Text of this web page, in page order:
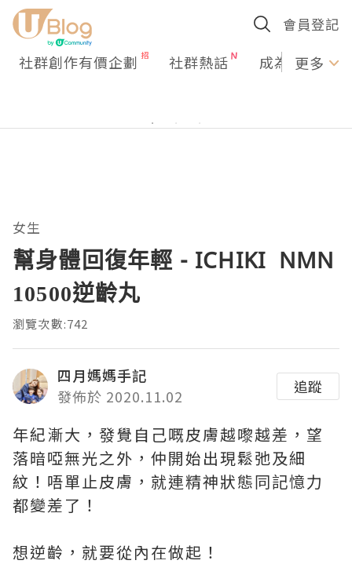
會員登記
社群創作有價企劃 社群熱話 成為U更多
女生
幫身體回復年輕 - ICHIKI NMN
10500逆齡丸
瀏覽次數:742
四月媽媽手記
發佈於 2020.11.02
追蹤
年紀漸大，發覺自己嘅皮膚越嚟越差，望
落暗啞無光之外，仲開始出現鬆弛及細
紋！唔單止皮膚，就連精神狀態同記憶力
都變差了！
想逆齡，就要從內在做起！